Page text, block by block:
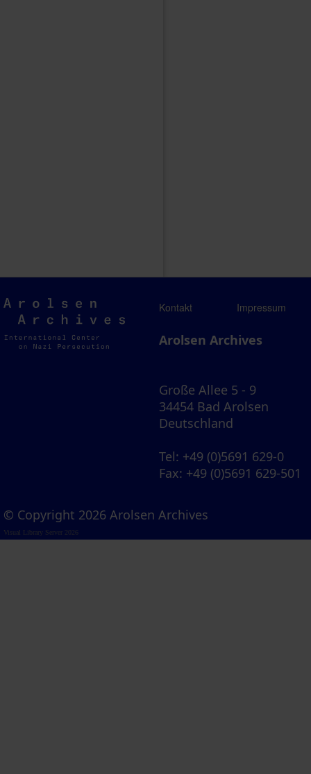
Arolsen
Archives
Kontakt Impressum
Arolsen Archives
Große Allee 5 - 9
34454 Bad Arolsen
Deutschland
Tel: +49 (0)5691 629-0
Fax: +49 (0)5691 629-501
© Copyright 2026 Arolsen Archives
Visual Library Server 2026